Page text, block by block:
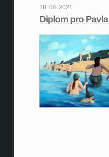
28. 08. 2021
Diplom pro